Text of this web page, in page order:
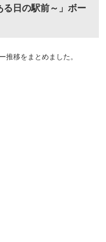
る日の駅前～」ボー
推移をまとめました。